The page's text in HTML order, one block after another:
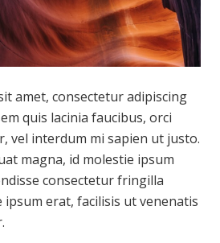
amet, consectetur adipiscing
quis lacinia faucibus, orci
vel interdum mi sapien ut justo.
magna, id molestie ipsum
consectetur fringilla
ipsum erat, facilisis ut venenatis